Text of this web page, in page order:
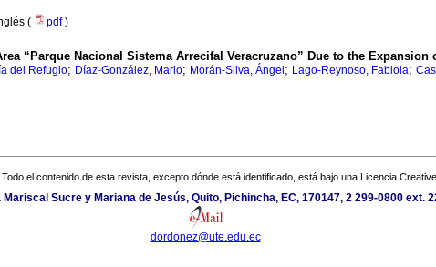
( pdf)
“Parque Nacional Sistema Arrecifal Veracruzano” Due to the Expansion
del Refugio; Díaz-González, Mario; Morán-Silva, Ángel ; Lago-Reynoso, Fabiola;
Todo el contenido de esta revista, excepto dónde está identificado, está bajo una Licencia
Sucre y Mariana de Jesús, Quito, Pichincha, EC, 170147, 2 299-0800 ext.
dordonez@ute.edu.ec